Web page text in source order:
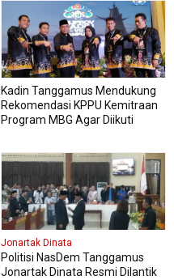
Kadin Tanggamus Mendukung
Rekomendasi KPPU Kemitraan
Program MBG Agar Diikuti
Jonartak Dinata
Politisi NasDem Tanggamus
Jonartak Dinata Resmi Dilantik